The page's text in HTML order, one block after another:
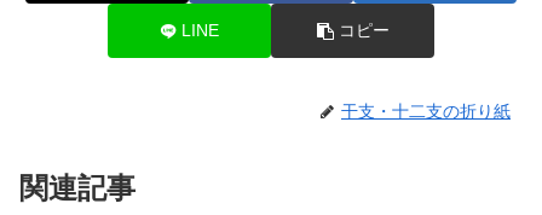
LINE コピー
干支・十二支の折り紙
関連記事